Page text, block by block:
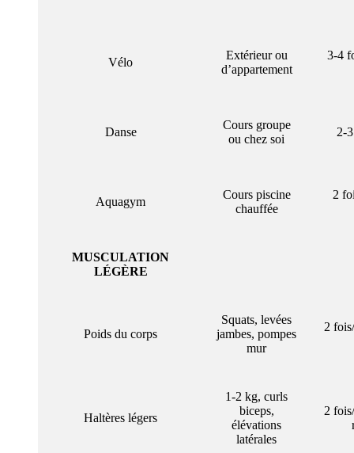
Vélo
Extérieur ou
d’appartement
3-4
Danse
Cours groupe
ou chez soi
2-
Aquagym
Cours piscine
chauffée
2
MUSCULATION
LÉGÈRE
Poids du corps
Squats, levées
jambes, pompes
mur
2
Haltères légers
1-2 kg, curls
biceps,
élévations
latérales
2